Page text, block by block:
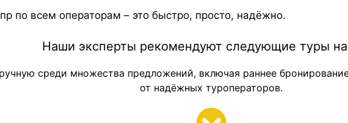
по всем операторам – это быстро, просто, надёжно.
Наши эксперты рекомендуют следующие туры
среди множества предложений, включая раннее
от надёжных туроператоров.